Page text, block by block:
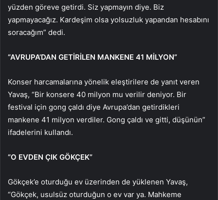
yüzden göreve getirdi. Siz yapmayın diye. Biz
yapmayacağız. Kardeşim olsa yolsuzluk yapandan hesabını
soracağım” dedi.
“AVRUPA’DAN GETİRİLEN MANKENE 41 MİLYON”
Konser harcamalarına yönelik eleştirilere de yanıt veren
Yavaş, “Bir konsere 40 milyon mu verilir deniyor. Bir
festival için gong çaldı diye Avrupa’dan getirdikleri
mankene 41 milyon verdiler. Gong çaldı ve gitti, düşünün”
ifadelerini kullandı.
“O EVDEN ÇIK GÖKÇEK”
Gökçek’e oturduğu ev üzerinden de yüklenen Yavaş,
“Gökçek, usulsüz oturduğun o ev var ya. Mahkeme